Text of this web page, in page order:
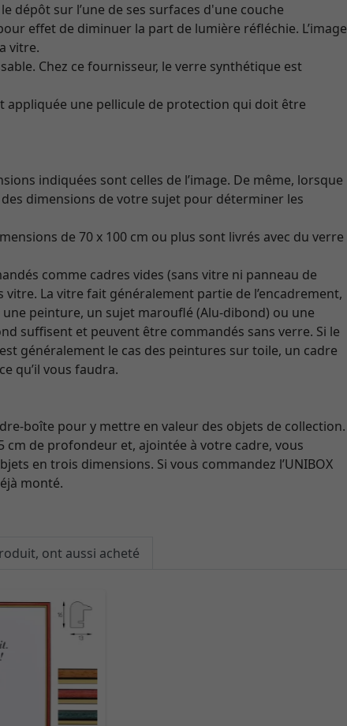
dépôt sur l’une de ses surfaces d'une couche
effet de diminuer la part de lumière réfléchie. L’image
vitre.
Chez ce fournisseur, le verre synthétique est
appliquée une pellicule de protection qui doit être
indiquées sont celles de l’image. De même, lorsque
dimensions de votre sujet pour déterminer les
de 70 x 100 cm ou plus sont livrés avec du verre
comme cadres vides (sans vitre ni panneau de
La vitre fait généralement partie de l’encadrement,
une peinture, un sujet marouflé (Alu-dibond) ou une
suffisent et peuvent être commandés sans verre. Si le
généralement le cas des peintures sur toile, un cadre
qu’il vous faudra.
boîte pour y mettre en valeur des objets de collection.
cm de profondeur et, ajointée à votre cadre, vous
en trois dimensions. Si vous commandez l’UNIBOX
monté.
ont aussi acheté